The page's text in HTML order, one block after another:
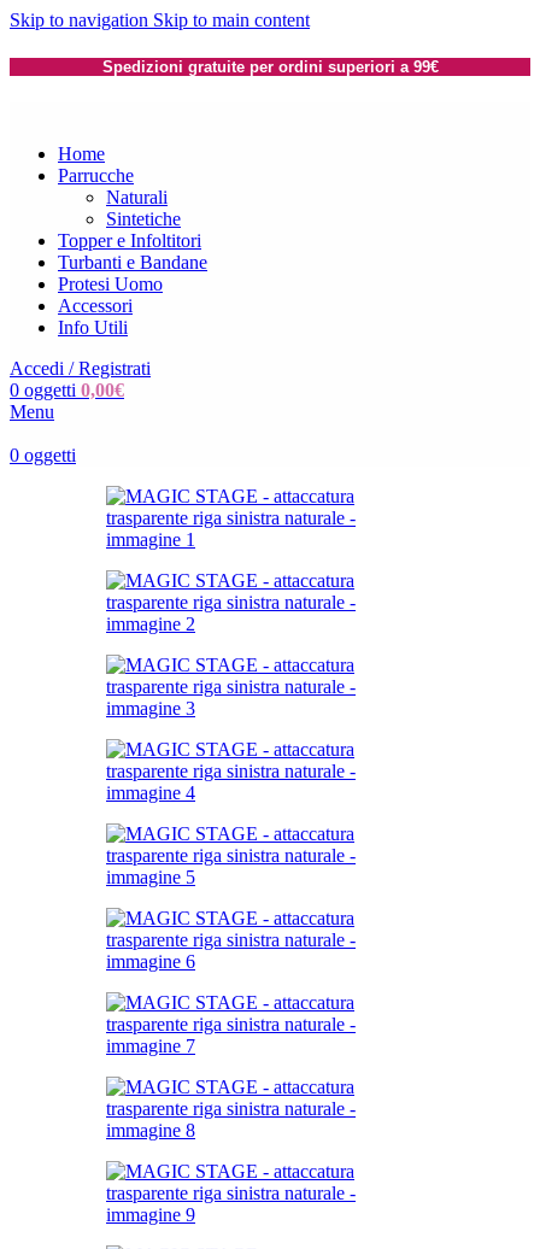
Skip to navigation Skip to main content
Spedizioni gratuite per ordini superiori a 99€
Home
Parrucche
Naturali
Sintetiche
Topper e Infoltitori
Turbanti e Bandane
Protesi Uomo
Accessori
Info Utili
Accedi / Registrati
0 oggetti 0,00€
Menu
0 oggetti